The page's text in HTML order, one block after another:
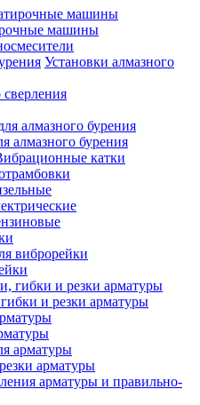
машины
машины
Установки алмазного
алмазного бурения
алмазного бурения
катки
виброрейки
и резки арматуры
арматуры
арматуры
арматуры и правильно-